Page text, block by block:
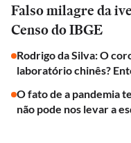
Falso milagre da
Censo do IBGE
Rodrigo da Silva: O
laboratório chinês?
O fato de a pandemia
não pode nos levar a